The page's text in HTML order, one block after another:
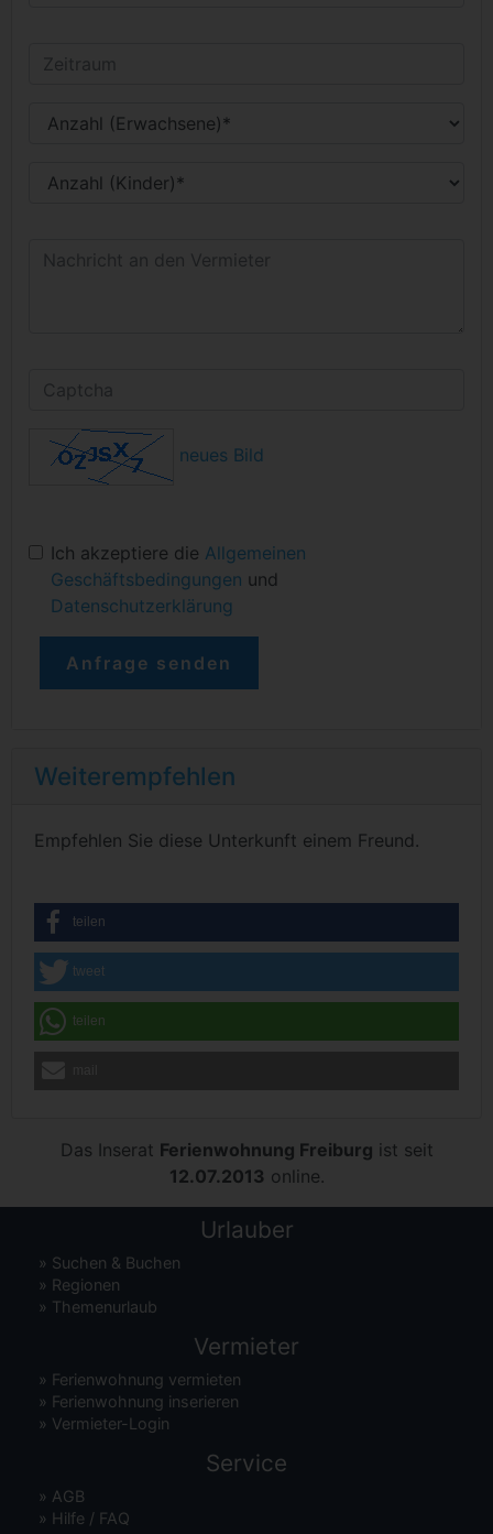
neues Bild
Ich akzeptiere die Allgemeinen
Geschäftsbedingungen und
Datenschutzerklärung
Weiterempfehlen
Empfehlen Sie diese Unterkunft einem Freund.
teilen
tweet
teilen
Das Inserat Ferienwohnung Freiburg ist seit
12.07.2013 online.
Urlauber
» Suchen & Buchen
» Regionen
» Themenurlaub
Vermieter
» Ferienwohnung vermieten
» Ferienwohnung inserieren
» Vermieter-Login
Service
» AGB
» Hilfe / FAQ